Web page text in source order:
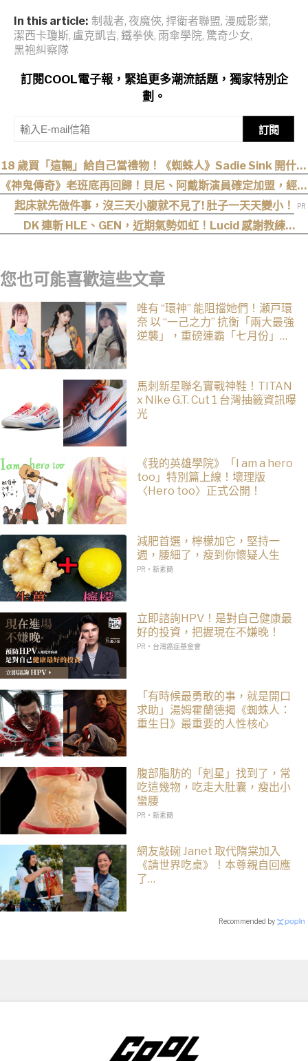
In this article: 制裁者, 夜魔俠, 捍衛者聯盟, 漫威影業,
潔西卡瓊斯, 盧克凱吉, 鐵拳俠, 雨傘學院, 驚奇少女,
黑袍糾察隊
訂閱COOL電子報，緊追更多潮流話題，獨家特別企
劃。
訂閱
18 歲買「這輛」給自己當禮物！《蜘蛛人》Sadie Sink 開什麼
車？
《神鬼傳奇》老班底再回歸！貝尼、阿戴斯演員確定加盟，經典
三部曲陣容持續集結
起床就先做件事，沒三天小腹就不見了! 肚子一天天變小！
DK 連斬 HLE、GEN，近期氣勢如虹！Lucid 感謝教練
您也可能喜歡這些文章
唯有 “環神” 能阻擋她們！瀬戸環
奈 以 “一己之力” 抗衡「兩大最強
逆襲」，重磅連霸「七月份」榜
馬刺新星聯名實戰神鞋！TITAN
x Nike G.T. Cut 1 台灣抽籤資訊曝
光
《我的英雄學院》「I am a hero
too」特別篇上線！壞理版
〈Hero too〉正式公開！
減肥首選，檸檬加它，堅持一
週，腰細了，瘦到你懷疑人生
PR・新素簡
立即諮詢HPV！是對自己健康最
好的投資，把握現在不嫌晚！
PR・台灣癌症基金會
「有時候最勇敢的事，就是開口
求助」湯姆霍蘭德揭《蜘蛛人：
重生日》最重要的人性核心
腹部脂肪的「剋星」找到了，常
吃這幾物，吃走大肚囊，瘦出小
蠻腰
PR・新素簡
網友敲碗 Janet 取代隋棠加入
《請世界吃桌》！本尊親自回應
了…
Recommended by